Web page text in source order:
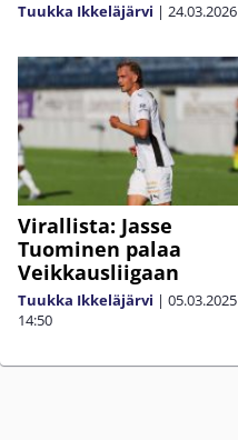
Tuukka Ikkeläjärvi | 24.03.2026
Virallista: Jasse
Tuominen palaa
Veikkausliigaan
Tuukka Ikkeläjärvi | 05.03.2025
14:50